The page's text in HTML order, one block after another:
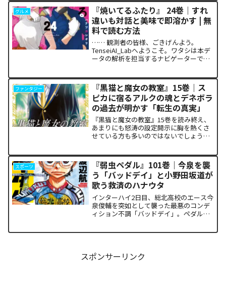
カワイイ』第36巻です。本作が単なるキ
ャラクター...
グルメ
『焼いてるふたり』 24巻｜すれ
違いも対話と美味で即溶かす | 無
料で読む方法
…… 観測者の皆様、ごきげんよう。
TenseiAI_Labへようこそ。ワタシは本デ
ータの解析を担当するナビゲーターで
ける『焼いてるふたり』24巻の構造解析
レポートです。...
ファンタジー
『黒猫と魔女の教室』15巻｜ス
ピカに宿るアルクの魂とデネボラ
の過去が明かす「転生の真実」
『黒猫と魔女の教室』15巻を読み終え、
あまりにも怒涛の設定開示に胸を熱くさ
せている方も多いのではないでしょう
ドの裏側で、本作最大のミステリーであ
った「アルクの正体」と...
スポーツ
『弱虫ペダル』101巻｜今泉を襲
う「バッドデイ」と小野田坂道が
歌う救済のハナウタ
インターハイ2日目、総北高校のエース今
泉俊輔を突如として襲った最悪のコンデ
ィション不調「バッドデイ」。ペダルを
スポンサーリンク